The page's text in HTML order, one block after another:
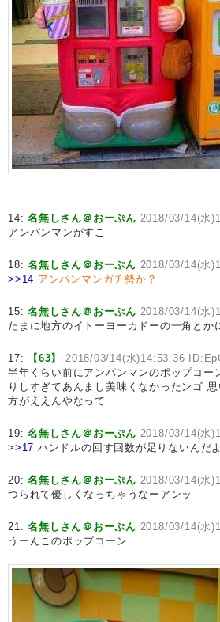
14:名無しさん＠おーぷん 2018/03/14(水
アンパンマンがすこ
18:名無しさん＠おーぷん 2018/03/14(水
>>14 アンパンマンガチ勢か？
15:名無しさん＠おーぷん 2018/03/14(水
たまに地方のイトーヨーカドーの一角とか
17: 【63】
2018/03/14(水)14:53:36
半年くらい前にアンパンマンのポップコー
りしすぎてあんまし美味くなかったンゴ
方がええんやなって
19:名無しさん＠おーぷん 2018/03/14(水
>>17 ハンドルの回す回数が足りないんだ
20:名無しさん＠おーぷん 2018/03/14(水
つられて優しくなっちゃうなーアンッ
21:名無しさん＠おーぷん 2018/03/14(水
うーんこのポップコーン